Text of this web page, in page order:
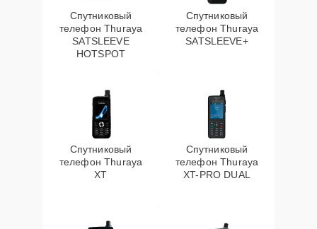
Спутниковый
телефон Thuraya
SATSLEEVE
HOTSPOT
Спутниковый
телефон Thuraya
SATSLEEVE+
Спутниковый
телефон Thuraya
XT
Спутниковый
телефон Thuraya
XT-PRO DUAL